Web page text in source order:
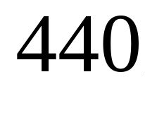
440